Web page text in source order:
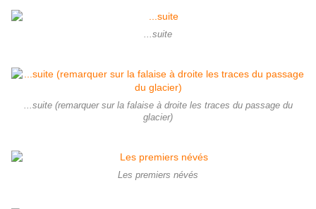
...suite
...suite (remarquer sur la falaise à droite les traces du passage du
glacier)
Les premiers névés